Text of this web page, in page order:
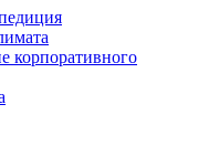
корпоративного